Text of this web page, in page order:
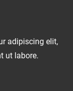
adipiscing elit,
ut labore.